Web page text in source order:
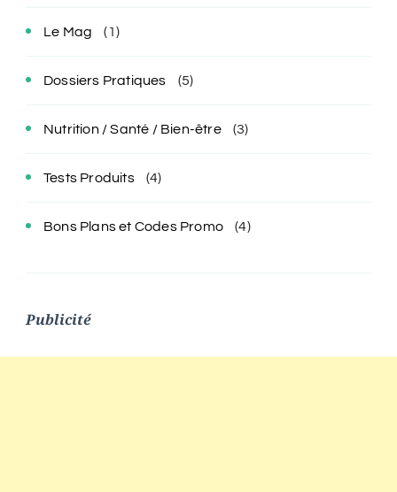
Le Mag (1)
Dossiers Pratiques (5)
Nutrition / Santé / Bien-être (3)
Tests Produits (4)
Bons Plans et Codes Promo (4)
Publicité